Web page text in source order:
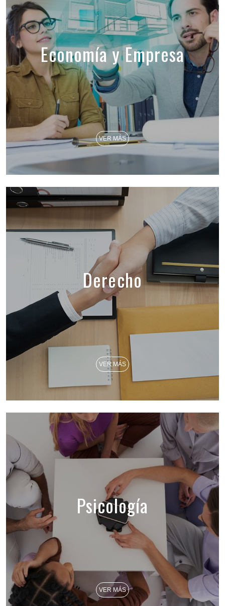
Economía y Empresa
VER MÁS
Derecho
VER MÁS
Psicología
VER MÁS